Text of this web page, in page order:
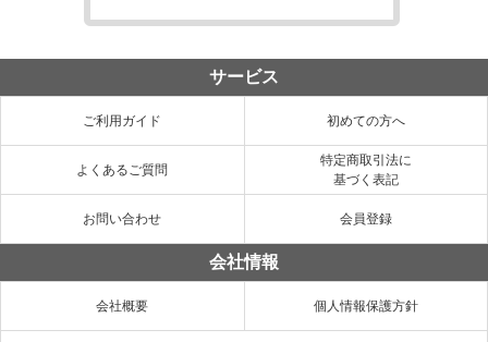
サービス
ご利用ガイド 初めての方へ
よくあるご質問
特定商取引法に
基づく表記
お問い合わせ 会員登録
会社情報
会社概要 個人情報保護方針